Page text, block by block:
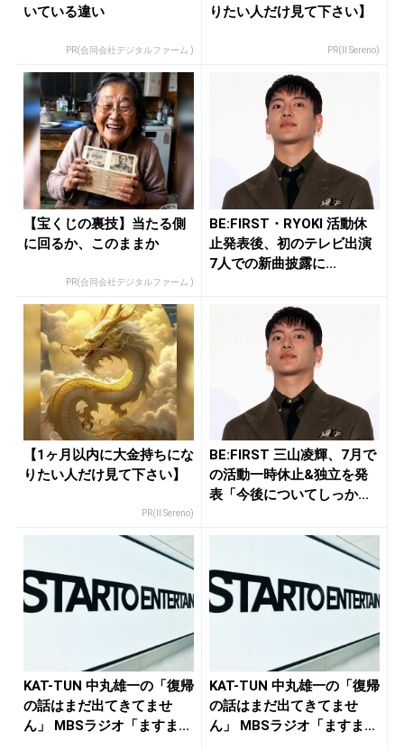
いている違い
PR(合同会社デジタルファーム )
りたい人だけ見て下さい】
PR(Il Sereno)
【宝くじの裏技】当たる側
に回るか、このままか
PR(合同会社デジタルファーム )
BE:FIRST・RYOKI 活動休
止発表後、初のテレビ出演
7人での新曲披露に...
【1ヶ月以内に大金持ちにな
りたい人だけ見て下さい】
PR(Il Sereno)
BE:FIRST 三山凌輝、7月で
の活動一時休止&独立を発
表「今後についてしっか...
KAT-TUN 中丸雄一の「復帰
の話はまだ出てきてませ
ん」 MBSラジオ「ますま...
KAT-TUN 中丸雄一の「復帰
の話はまだ出てきてませ
ん」 MBSラジオ「ますま...